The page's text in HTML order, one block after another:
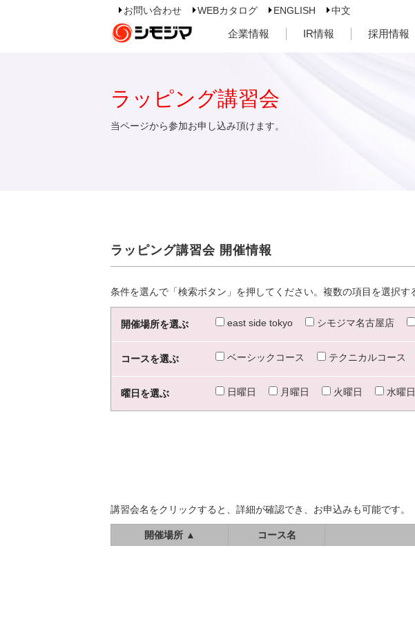
お問い合わせ WEBカタログ ENGLISH 中文
企業情報 IR情報 採用情報
ラッピング講習会
当ページから参加お申し込み頂けます。
ラッピング講習会 開催情報
条件を選んで「検索ボタン」を押してください。複数の項目を選択す
開催場所を選ぶ east side tokyo シモジマ名古屋店
コースを選ぶ ベーシックコース テクニカルコース
曜日を選ぶ 日曜日 月曜日 火曜日 水曜日
講習会名をクリックすると、詳細が確認でき、お申込みも可能です。
開催場所 ▲ コース名